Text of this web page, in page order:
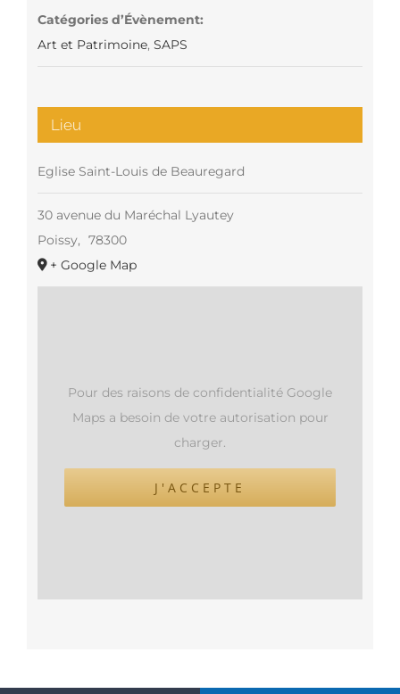
Catégories d’Évènement:
Art et Patrimoine, SAPS
Lieu
Eglise Saint-Louis de Beauregard
30 avenue du Maréchal Lyautey
Poissy, 78300
+ Google Map
Pour des raisons de confidentialité Google
Maps a besoin de votre autorisation pour
charger.
J'ACCEPTE